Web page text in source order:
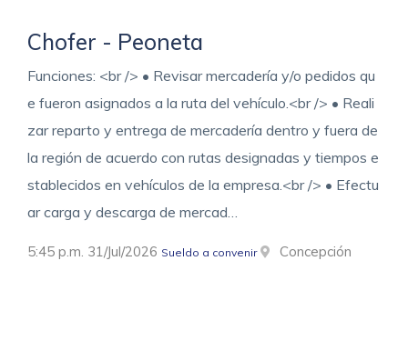
Chofer - Peoneta
Funciones: <br /> • Revisar mercadería y/o pedidos qu
e fueron asignados a la ruta del vehículo.<br /> • Reali
zar reparto y entrega de mercadería dentro y fuera de
la región de acuerdo con rutas designadas y tiempos e
stablecidos en vehículos de la empresa.<br /> • Efectu
ar carga y descarga de mercad…
5:45 p.m. 31/Jul/2026 Sueldo a convenir Concepción